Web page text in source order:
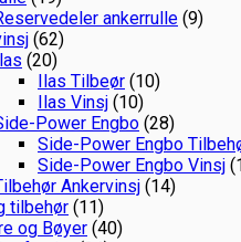
ankerrulle (9)
(62)
(20)
Ilas Tilbeør (10)
Ilas Vinsj (10)
Power Engbo (28)
Side-Power Engbo
Side-Power Engbo Vinsj
Ankervinsj (14)
tilbehør (11)
og Bøyer (40)